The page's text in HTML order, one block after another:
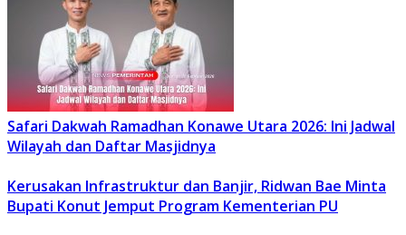
Safari Dakwah Ramadhan Konawe Utara 2026: Ini Jadwal
Wilayah dan Daftar Masjidnya
Kerusakan Infrastruktur dan Banjir, Ridwan Bae Minta
Bupati Konut Jemput Program Kementerian PU